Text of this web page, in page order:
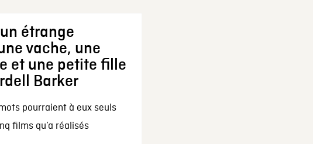
étrange
vache, une
et une petite fille
Barker
pourraient à eux seuls
films qu’a réalisés